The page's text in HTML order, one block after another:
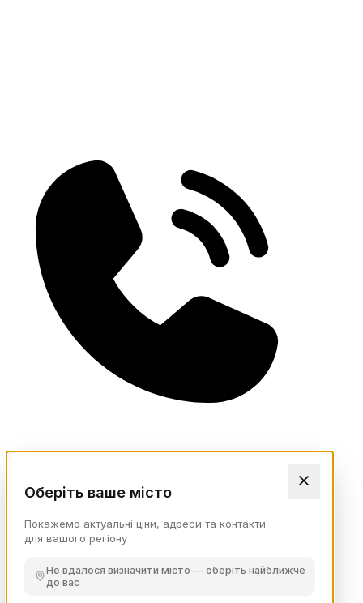
Оберіть ваше місто
Покажемо актуальні ціни, адреси та контакти
для вашого регіону
Не вдалося визначити місто — оберіть найближче
до вас